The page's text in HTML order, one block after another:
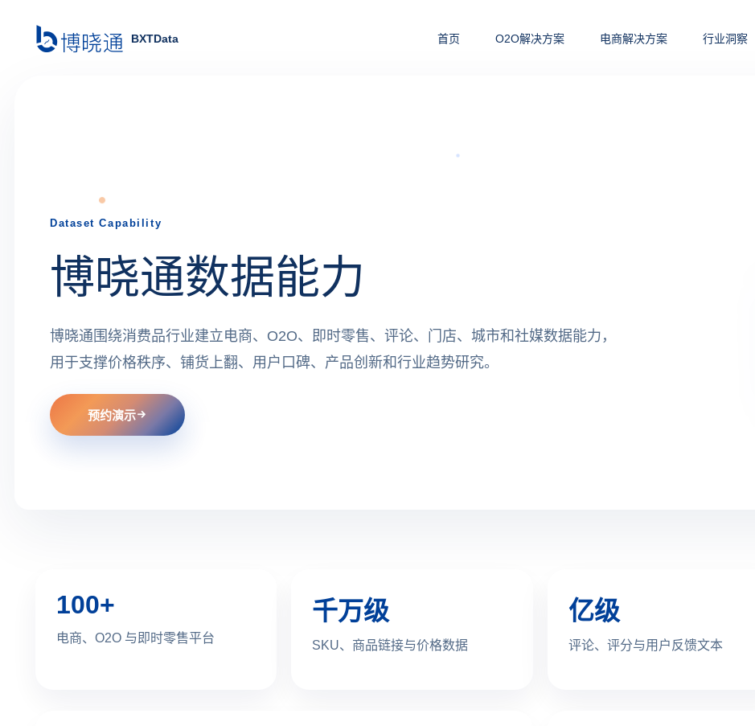
BXTData 首页 O2O解决方案 电商解决方案 行业洞察
Dataset Capability
博晓通数据能力
博晓通围绕消费品行业建立电商、O2O、即时零售、评论、门店、城市和社媒数据能力，
用于支撑价格秩序、铺货上翻、用户口碑、产品创新和行业趋势研究。
预约演示
100+
电商、O2O 与即时零售平台
千万级
SKU、商品链接与价格数据
亿级
评论、评分与用户反馈文本